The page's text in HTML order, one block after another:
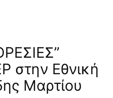
στην Εθνική
Μαρτίου